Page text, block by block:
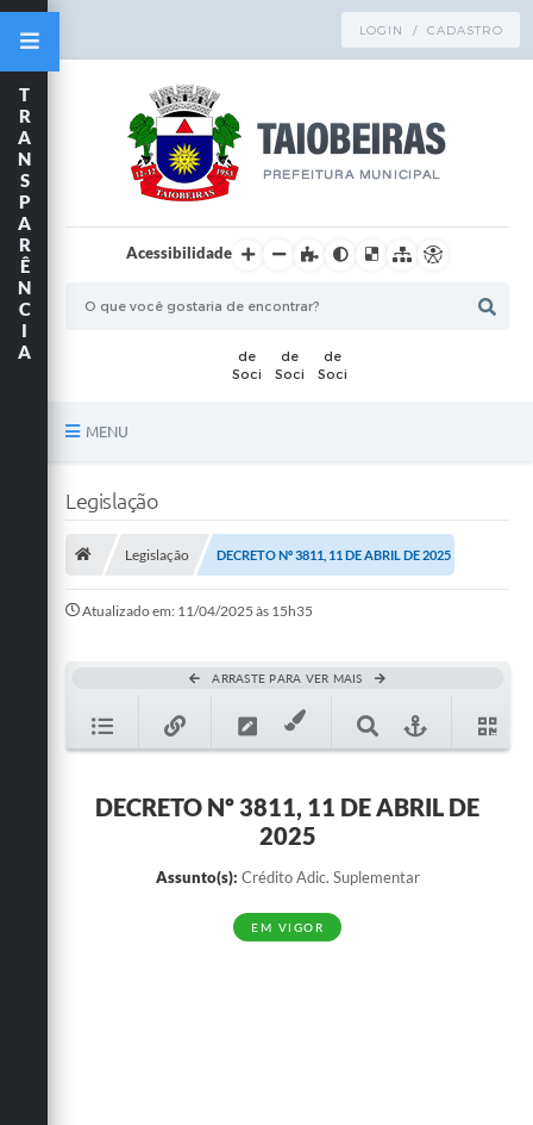
LOGIN / CADASTRO
Acessibilidade
MENU
Mapa do Site
T
R
A
N
S
P
A
R
Ê
N
C
I
A
Legislação
Legislação DECRETO Nº 3811, 11 DE ABRIL DE 2025
Atualizado em: 11/04/2025 às 15h35
ARRASTE PARA VER MAIS
DECRETO Nº 3811, 11 DE ABRIL DE
2025
Assunto(s): Crédito Adic. Suplementar
EM VIGOR